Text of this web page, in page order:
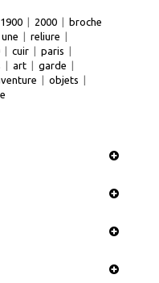
1900 | 2000 | broche
une | reliure |
| cuir | paris |
| art | garde |
| objets |